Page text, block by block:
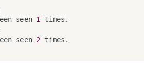
seen 1
seen 2 times.